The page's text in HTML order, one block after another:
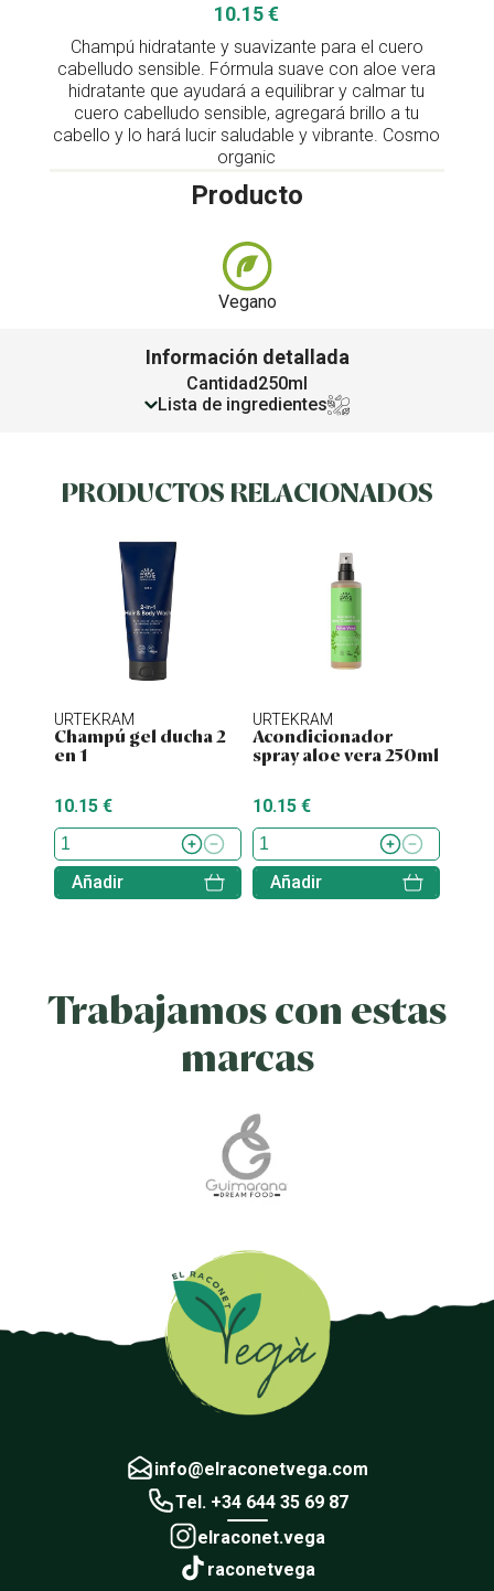
10.15 €
Champú hidratante y suavizante para el cuero
cabelludo sensible. Fórmula suave con aloe vera
hidratante que ayudará a equilibrar y calmar tu
cuero cabelludo sensible, agregará brillo a tu
cabello y lo hará lucir saludable y vibrante. Cosmo
organic
Producto
Vegano
Información detallada
Cantidad250ml
Lista de ingredientes
PRODUCTOS RELACIONADOS
URTEKRAM
Champú gel ducha 2
en 1
10.15 €
Añadir
URTEKRAM
Acondicionador
spray aloe vera 250ml
10.15 €
Añadir
Trabajamos con estas
marcas
info@elraconetvega.com
Tel. +34 644 35 69 87
elraconet.vega
raconetvega